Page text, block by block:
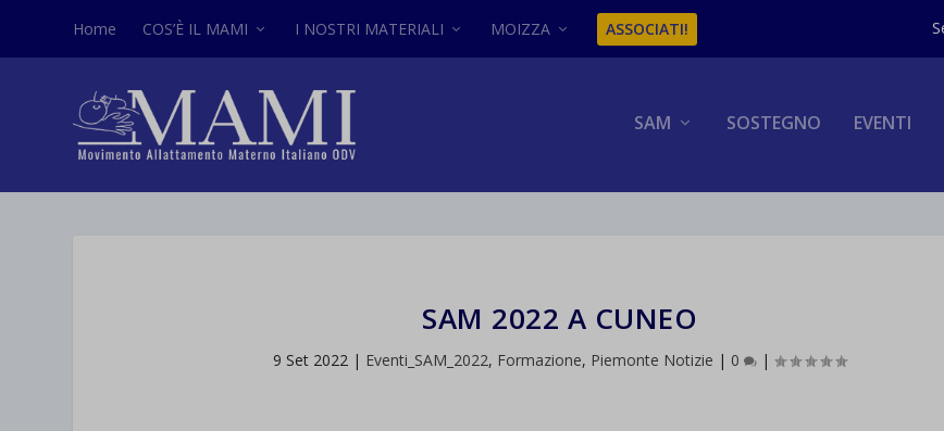
Home COS’È IL MAMI I NOSTRI MATERIALI MOIZZA ASSOCIATI!
SAM SOSTEGNO EVENTI
SAM 2022 A CUNEO
9 Set 2022 | Eventi_SAM_2022, Formazione, Piemonte Notizie | 0 |